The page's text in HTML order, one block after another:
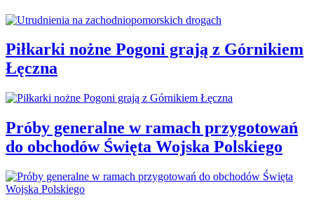
Piłkarki nożne Pogoni grają z Górnikiem
Łęczna
Próby generalne w ramach przygotowań
do obchodów Święta Wojska Polskiego